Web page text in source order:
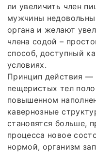
ли увеличить член
мужчины
органа и желают
члена содой –
способ, доступный
условиях.
Принцип действия —
пещеристых тел
повышенном
кавернозные
становятся больше,
процесса новое
нормой, организм